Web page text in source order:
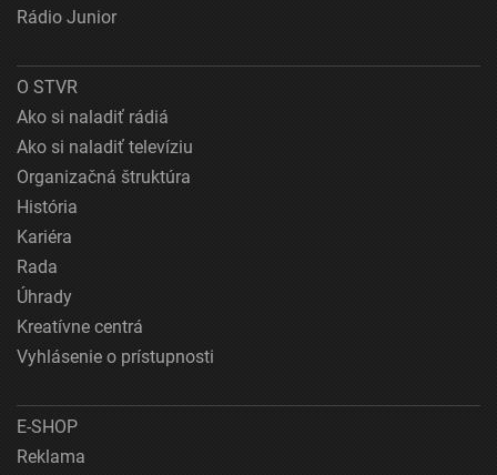
Rádio Junior
O STVR
Ako si naladiť rádiá
Ako si naladiť televíziu
Organizačná štruktúra
História
Kariéra
Rada
Úhrady
Kreatívne centrá
Vyhlásenie o prístupnosti
E-SHOP
Reklama